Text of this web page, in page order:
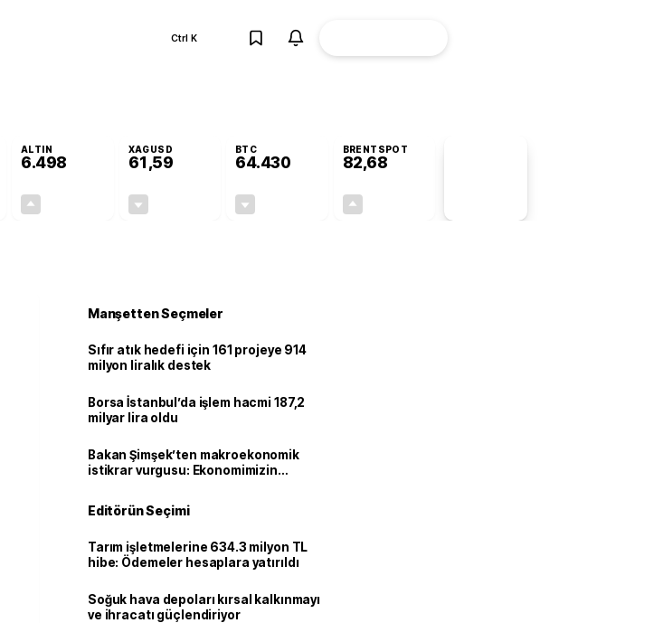
Ctrl K
ALTIN
6.498
XAGUSD
61,59
BTC
64.430
BRENTSPOT
82,68
Manşetten Seçmeler
Sıfır atık hedefi için 161 projeye 914
milyon liralık destek
Borsa İstanbul’da işlem hacmi 187,2
milyar lira oldu
Bakan Şimşek’ten makroekonomik
istikrar vurgusu: Ekonomimizin
Editörün Seçimi
Tarım işletmelerine 634.3 milyon TL
hibe: Ödemeler hesaplara yatırıldı
Soğuk hava depoları kırsal kalkınmayı
ve ihracatı güçlendiriyor